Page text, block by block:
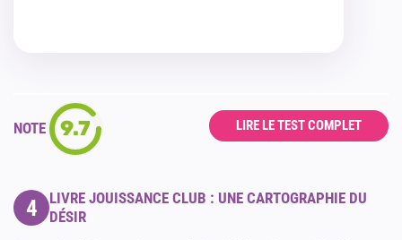
NOTE 9.7 LIRE LE TEST COMPLET
4
LIVRE JOUISSANCE CLUB : UNE CARTOGRAPHIE DU
DÉSIR